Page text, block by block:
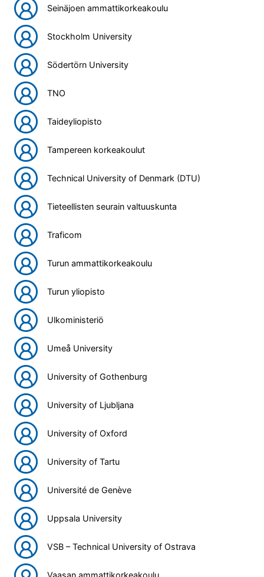
Seinäjoen ammattikorkeakoulu
Stockholm University
Södertörn University
TNO
Taideyliopisto
Tampereen korkeakoulut
Technical University of Denmark (DTU)
Tieteellisten seurain valtuuskunta
Traficom
Turun ammattikorkeakoulu
Turun yliopisto
Ulkoministeriö
Umeå University
University of Gothenburg
University of Ljubljana
University of Oxford
University of Tartu
Université de Genève
Uppsala University
VSB – Technical University of Ostrava
Vaasan ammattikorkeakoulu